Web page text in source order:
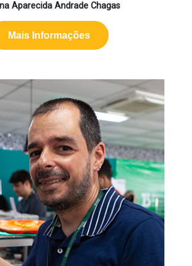
Aparecida Andrade Chagas
Mais Informações